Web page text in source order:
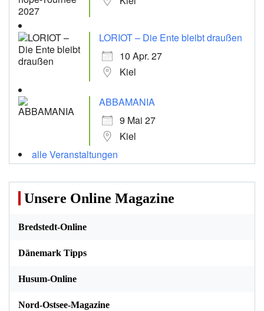
LORIOT – Die Ente bleibt draußen
10 Apr. 27
Kiel
ABBAMANIA
9 Mai 27
Kiel
alle Veranstaltungen
Unsere Online Magazine
Bredstedt-Online
Dänemark Tipps
Husum-Online
Nord-Ostsee-Magazine